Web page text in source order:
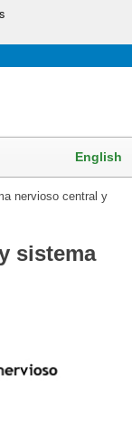
English
nervioso central y
sistema